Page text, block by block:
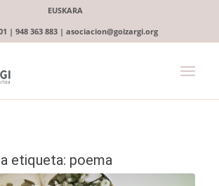
EUSKARA
| 948 363 883 | asociacion@goizargi.org
etiqueta: poema